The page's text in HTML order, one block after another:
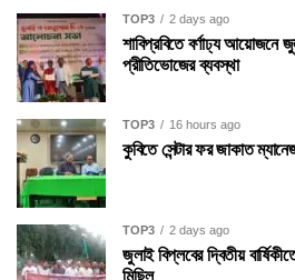
TOP3 2 days ago
শাবিপ্রবিতে বর্ণাঢ্য আয়োজনে
প্রীতিভোজের ব্যবস্থা
TOP3 16 hours ago
কুবিতে সেন্টার ফর জাকাত
TOP3 2 days ago
জুলাই বিপ্লবের দ্বিতীয়
মিছিল